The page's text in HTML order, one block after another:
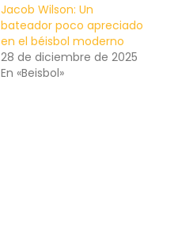
Jacob Wilson: Un
bateador poco apreciado
en el béisbol moderno
28 de diciembre de 2025
En «Beisbol»